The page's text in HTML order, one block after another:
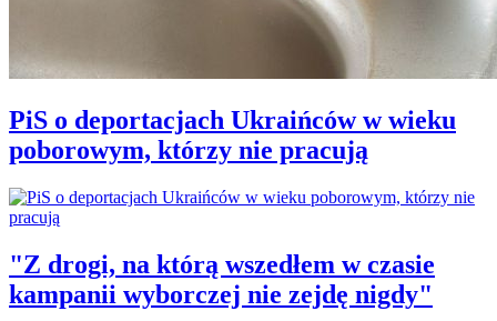
PiS o deportacjach Ukraińców w wieku
poborowym, którzy nie pracują
"Z drogi, na którą wszedłem w czasie
kampanii wyborczej nie zejdę nigdy"